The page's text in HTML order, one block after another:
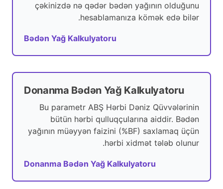
çəkinizdə nə qədər bədən yağının olduğunu
hesablamanıza kömək edə bilər.
Bədən Yağ Kalkulyatoru
Donanma Bədən Yağ Kalkulyatoru
Bu parametr ABŞ Hərbi Dəniz Qüvvələrinin
bütün hərbi qulluqçularına aiddir. Bədən
yağının müəyyən faizini (%BF) saxlamaq üçün
hərbi xidmət tələb olunur.
Donanma Bədən Yağ Kalkulyatoru